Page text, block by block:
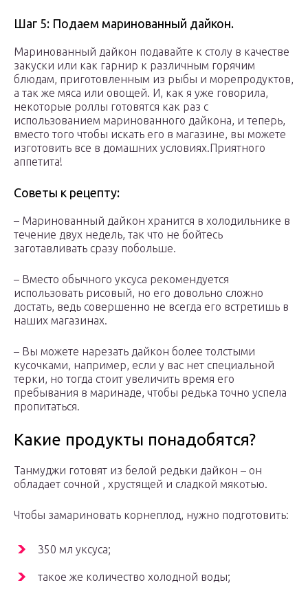
Шаг 5: Подаем маринованный дайкон.
Маринованный дайкон подавайте к столу в качестве
закуски или как гарнир к различным горячим
блюдам, приготовленным из рыбы и морепродуктов,
а так же мяса или овощей. И, как я уже говорила,
некоторые роллы готовятся как раз с
использованием маринованного дайкона, и теперь,
вместо того чтобы искать его в магазине, вы можете
изготовить все в домашних условиях.Приятного
аппетита!
Советы к рецепту:
– Маринованный дайкон хранится в холодильнике в
течение двух недель, так что не бойтесь
заготавливать сразу побольше.
– Вместо обычного уксуса рекомендуется
использовать рисовый, но его довольно сложно
достать, ведь совершенно не всегда его встретишь в
наших магазинах.
– Вы можете нарезать дайкон более толстыми
кусочками, например, если у вас нет специальной
терки, но тогда стоит увеличить время его
пребывания в маринаде, чтобы редька точно успела
пропитаться.
Какие продукты понадобятся?
Танмуджи готовят из белой редьки дайкон – он
обладает сочной , хрустящей и сладкой мякотью.
Чтобы замариновать корнеплод, нужно подготовить:
350 мл уксуса;
такое же количество холодной воды;